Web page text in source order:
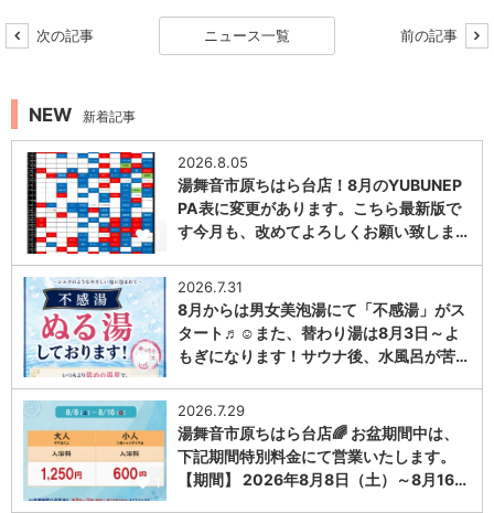
次の記事 ニュース一覧 前の記事
NEW 新着記事
1
2026.8.05
湯舞音市原ちはら台店！8月のYUBUNEP
PA表に変更があります。こちら最新版で
す今月も、改めてよろしくお願い致しま…
1
2026.7.31
8月からは男女美泡湯にて「不感湯」がス
タート♬☺また、替わり湯は8月3日～よ
もぎになります！サウナ後、水風呂が苦…
1
2026.7.29
湯舞音市原ちはら台店🌈 お盆期間中は、
下記期間特別料金にて営業いたします。
【期間】 2026年8月8日（土）～8月16…